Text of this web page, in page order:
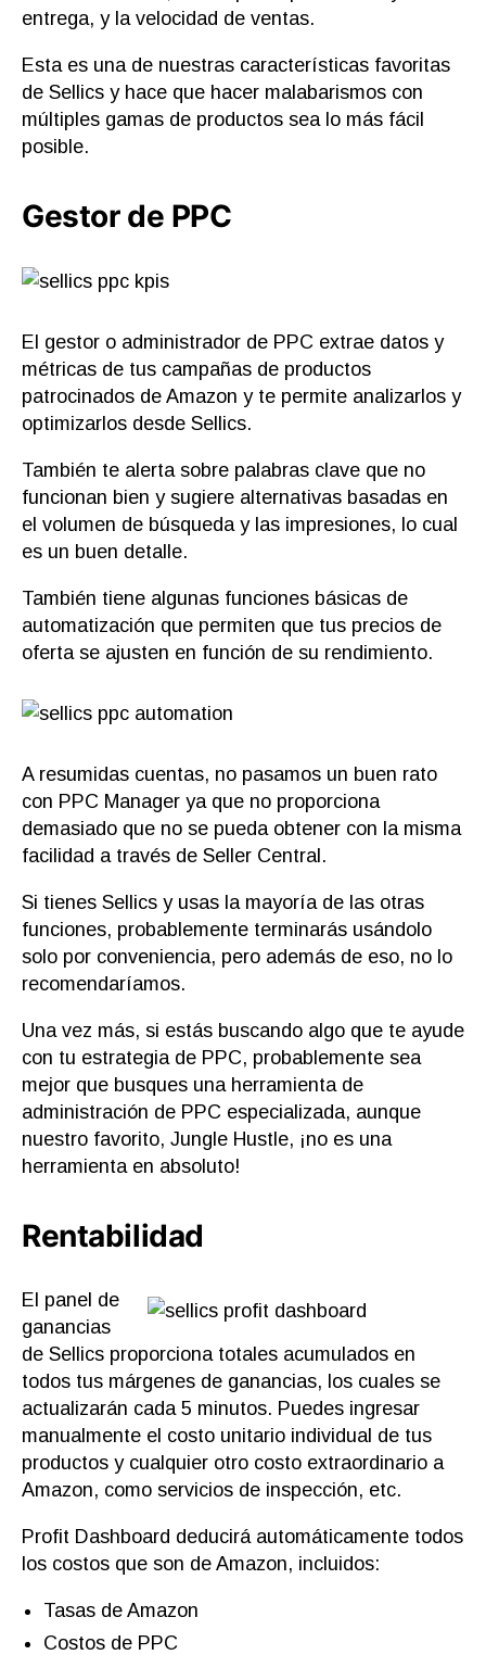
entrega, y la velocidad de ventas.
Esta es una de nuestras características favoritas
de Sellics y hace que hacer malabarismos con
múltiples gamas de productos sea lo más fácil
posible.
Gestor de PPC
El gestor o administrador de PPC extrae datos y
métricas de tus campañas de productos
patrocinados de Amazon y te permite analizarlos y
optimizarlos desde Sellics.
También te alerta sobre palabras clave que no
funcionan bien y sugiere alternativas basadas en
el volumen de búsqueda y las impresiones, lo cual
es un buen detalle.
También tiene algunas funciones básicas de
automatización que permiten que tus precios de
oferta se ajusten en función de su rendimiento.
A resumidas cuentas, no pasamos un buen rato
con PPC Manager ya que no proporciona
demasiado que no se pueda obtener con la misma
facilidad a través de Seller Central.
Si tienes Sellics y usas la mayoría de las otras
funciones, probablemente terminarás usándolo
solo por conveniencia, pero además de eso, no lo
recomendaríamos.
Una vez más, si estás buscando algo que te ayude
con tu estrategia de PPC, probablemente sea
mejor que busques una herramienta de
administración de PPC especializada, aunque
nuestro favorito, Jungle Hustle, ¡no es una
herramienta en absoluto!
Rentabilidad
El panel de
ganancias
de Sellics proporciona totales acumulados en
todos tus márgenes de ganancias, los cuales se
actualizarán cada 5 minutos. Puedes ingresar
manualmente el costo unitario individual de tus
productos y cualquier otro costo extraordinario a
Amazon, como servicios de inspección, etc.
Profit Dashboard deducirá automáticamente todos
los costos que son de Amazon, incluidos:
Tasas de Amazon
Costos de PPC